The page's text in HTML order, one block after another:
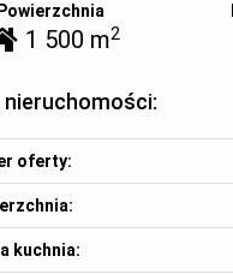
Powierzchnia
1 500 m2
nieruchomości:
oferty:
kuchnia: